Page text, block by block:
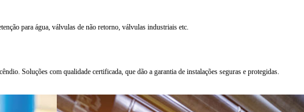
para água, válvulas de não retorno, válvulas industriais etc.
Soluções com qualidade certificada, que dão a garantia de instalações seguras e protegidas.